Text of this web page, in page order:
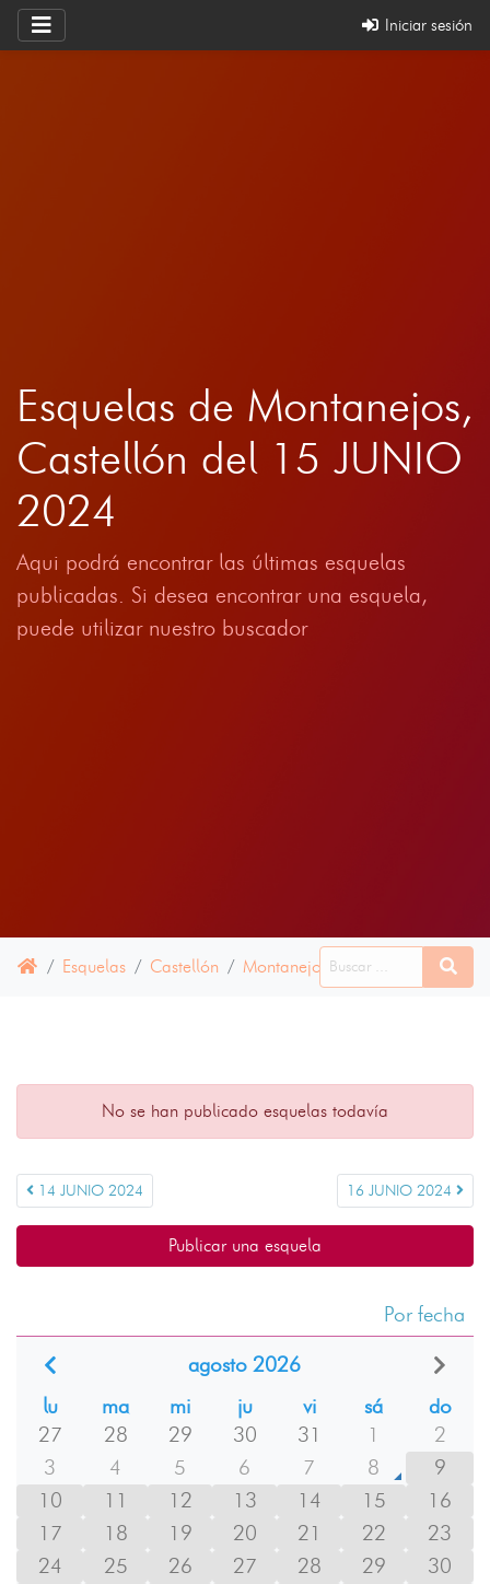
Iniciar sesión
Esquelas de Montanejos,
Castellón del 15 JUNIO
2024
Aqui podrá encontrar las últimas esquelas
publicadas. Si desea encontrar una esquela,
puede utilizar nuestro buscador
Esquelas Castellón Montanejos 15 JUNIO 2024
No se han publicado esquelas todavía
14 JUNIO 2024 16 JUNIO 2024
Publicar una esquela
Por fecha
agosto 2026
lu
ma mi ju vi sá
do
27
28 29 30 31 1
2
3
4 5 6 7 8
9
10
11 12 13 14 15
16
17
18 19 20 21 22
23
24
25 26 27 28 29
30